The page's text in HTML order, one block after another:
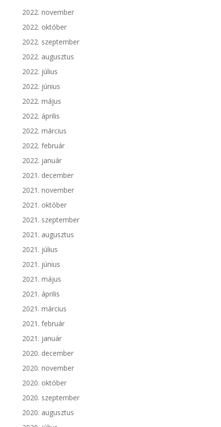
2022. november
2022. október
2022. szeptember
2022. augusztus
2022. július
2022. június
2022. május
2022. április
2022. március
2022. február
2022. január
2021. december
2021. november
2021. október
2021. szeptember
2021. augusztus
2021. július
2021. június
2021. május
2021. április
2021. március
2021. február
2021. január
2020. december
2020. november
2020. október
2020. szeptember
2020. augusztus